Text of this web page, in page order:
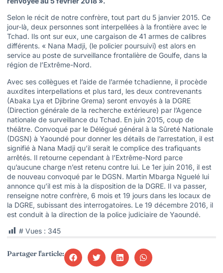
Selon le récit de notre confrère, tout part du 5 janvier 2015. Ce
jour-là, deux personnes sont interpellées à la frontière avec le
Tchad. Ils ont sur eux, une cargaison de 41 armes de calibres
différents. « Nana Madji, (le policier poursuivi) est alors en
service au poste de surveillance frontalière de Goulfe, dans la
région de l’Extrême-Nord.
Avec ses collègues et l’aide de l’armée tchadienne, il procède
auxdites interpellations et plus tard, les deux contrevenants
(Abaka Lya et Djibrine Grema) seront envoyés à la DGRE
(Direction générale de la recherche extérieure) par l’Agence
nationale de surveillance du Tchad. En juin 2015, coup de
théâtre. Convoqué par le Délégué général à la Sûreté Nationale
(DGSN) à Yaoundé pour donner les détails de l’arrestation, il est
signifié à Nana Madji qu’il serait le complice des trafiquants
arrêtés. Il retourne cependant à l’Extrême-Nord parce
qu’aucune charge n’est retenu contre lui. Le 1er juin 2016, il est
de nouveau convoqué par le DGSN. Martin Mbarga Nguelé lui
annonce qu’il est mis à la disposition de la DGRE. Il va passer,
renseigne notre confrère, 6 mois et 19 jours dans les locaux de
la DGRE, subissant des interrogatoires. Le 19 décembre 2016, il
est conduit à la direction de la police judiciaire de Yaoundé.
# Vues : 345
Partager l'article: